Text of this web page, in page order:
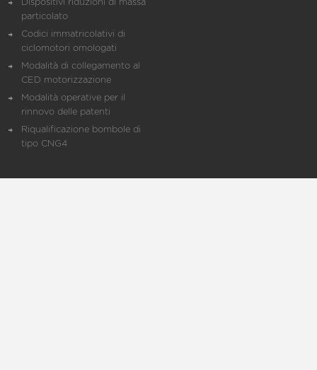
Dispositivi riduzioni di massa
particolato
Codici immatricolativi di
ciclomotori omologati
Modalità di collegamento al
CED motorizzazione
Modalità operative per il
rinnovo delle patenti
Riqualificazione bombole di
tipo CNG4